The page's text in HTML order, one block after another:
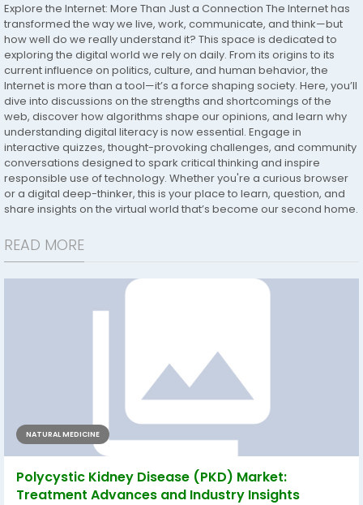
Explore the Internet: More Than Just a Connection The Internet has
transformed the way we live, work, communicate, and think—but
how well do we really understand it? This space is dedicated to
exploring the digital world we rely on daily. From its origins to its
current influence on politics, culture, and human behavior, the
Internet is more than a tool—it’s a force shaping society. Here, you’ll
dive into discussions on the strengths and shortcomings of the
web, discover how algorithms shape our opinions, and learn why
understanding digital literacy is now essential. Engage in
interactive quizzes, thought-provoking challenges, and community
conversations designed to spark critical thinking and inspire
responsible use of technology. Whether you're a curious browser
or a digital deep-thinker, this is your place to learn, question, and
share insights on the virtual world that’s become our second home.
READ MORE
NATURAL MEDICINE
Polycystic Kidney Disease (PKD) Market:
Treatment Advances and Industry Insights